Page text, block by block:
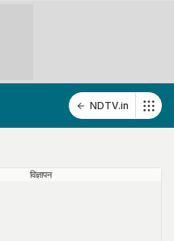
NDTV.in
विज्ञापन